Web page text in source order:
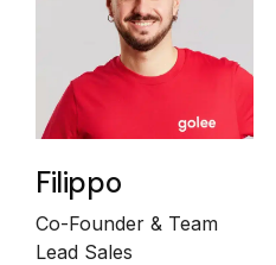
Filippo
Co-Founder & Team
Lead Sales